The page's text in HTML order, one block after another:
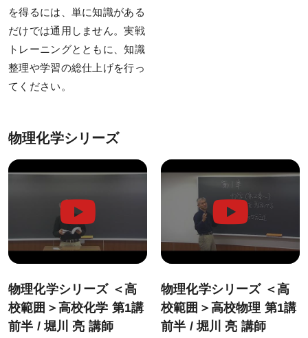
個別受講相談
講義スケジュール
各種申込
WEB申込後のお支払方法
窓口申込
WEBサイトご利用環境
eラーニング推奨環境
を得るには、単に知識がある
だけでは通用しません。実戦
トレーニングとともに、知識
整理や学習の総仕上げを行っ
てください。
物理化学シリーズ
物理化学シリーズ ＜高
校範囲＞高校化学 第1講
前半 / 堀川 亮 講師
物理化学シリーズ ＜高
校範囲＞高校物理 第1講
前半 / 堀川 亮 講師